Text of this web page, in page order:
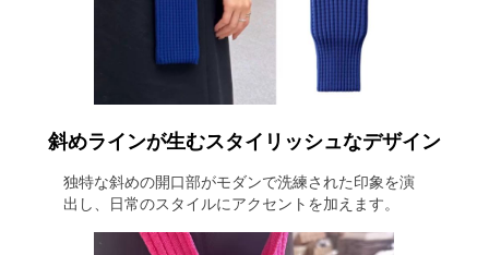
斜めラインが生むスタイリッシュなデザイン
独特な斜めの開口部がモダンで洗練された印象を演
出し、日常のスタイルにアクセントを加えます。